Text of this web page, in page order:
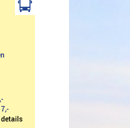
details